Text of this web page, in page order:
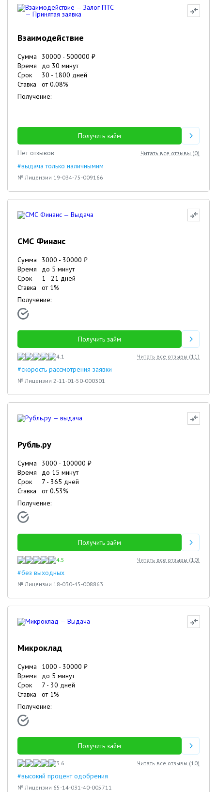
Взаимодействие
Сумма 30000 - 500000 ₽
Время
до 30 минут
Срок
30 - 1800 дней
Ставка
от0.08%
Получение:
Получить займ
Нет отзывов
Читать все отзывы (0)
#выдача только наличнымим
№ Лицензии 19-034-75-009166
СМС Финанс
Сумма 3000 - 30000 ₽
Время
до 5 минут
Срок
1 - 21 дней
Ставка
от 1%
Получение:
Получить займ
4.1 Читать все отзывы (11)
#скорость рассмотрения заявки
№ Лицензии 2-11-01-50-000301
Рубль.ру
Сумма 3000 - 100000 ₽
Время
до 15 минут
Срок
7 - 365 дней
Ставка
от0.53%
Получение:
Получить займ
4.5 Читать все отзывы (10)
#без выходных
№ Лицензии 18-030-45-008863
Микроклад
Сумма 1000 - 30000 ₽
Время
до 5 минут
Срок
7 - 30 дней
Ставка
от 1%
Получение:
Получить займ
3.6 Читать все отзывы (10)
#высокий процент одобрения
№ Лицензии 65-14-031-40-005711